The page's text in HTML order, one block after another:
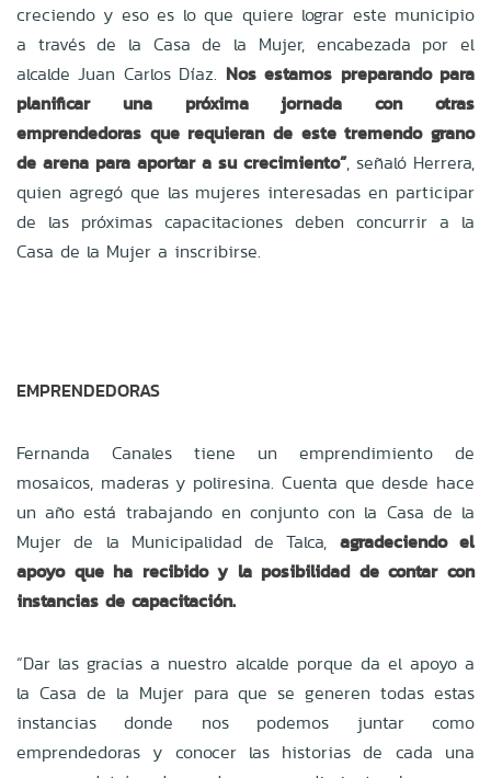
creciendo y eso es lo que quiere lograr este municipio
a través de la Casa de la Mujer, encabezada por el
alcalde Juan Carlos Díaz. Nos estamos preparando para
planificar una próxima jornada con otras
emprendedoras que requieran de este tremendo grano
de arena para aportar a su crecimiento”, señaló Herrera,
quien agregó que las mujeres interesadas en participar
de las próximas capacitaciones deben concurrir a la
Casa de la Mujer a inscribirse.
EMPRENDEDORAS
Fernanda Canales tiene un emprendimiento de
mosaicos, maderas y poliresina. Cuenta que desde hace
un año está trabajando en conjunto con la Casa de la
Mujer de la Municipalidad de Talca, agradeciendo el
apoyo que ha recibido y la posibilidad de contar con
instancias de capacitación.
“Dar las gracias a nuestro alcalde porque da el apoyo a
la Casa de la Mujer para que se generen todas estas
instancias donde nos podemos juntar como
emprendedoras y conocer las historias de cada una